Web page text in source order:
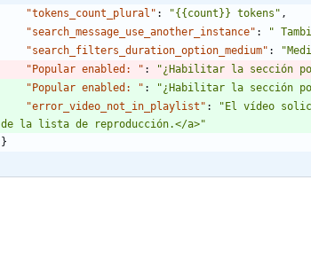
"tokens_count_plural" : "{{count}} tokens" ,
"search_message_use_another_instance" : "
"search_filters_duration_option_medium" :
"Popular enabled: " :
"¿Habilitar la sección
"Popular enabled: " : "¿Habilitar la sección
"error_video_not_in_playlist" :
"El vídeo
de la lista de reproducción.</a>"
}